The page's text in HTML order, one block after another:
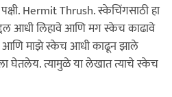
Hermit Thrush. स्केचिंगसाठी हा
आधी लिहावे आणि मग स्केच काढावे
माझे स्केच आधी काढून झाले
घेतलेय. त्यामुळे या लेखात त्याचे स्केच